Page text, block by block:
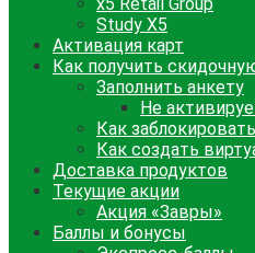
Study X5
Активация карт
Как получить
Заполнить анкету
Не
Как
Как создать
Доставка продуктов
Текущие акции
Акция «Завры»
Баллы и бонусы